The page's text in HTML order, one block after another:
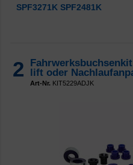
SPF3271K SPF2481K
2
lift oder
Art-Nr. KIT5229ADJK